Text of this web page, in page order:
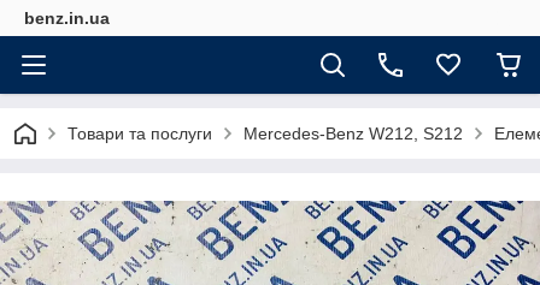
benz.in.ua
Товари та послуги Mercedes-Benz W212, S212